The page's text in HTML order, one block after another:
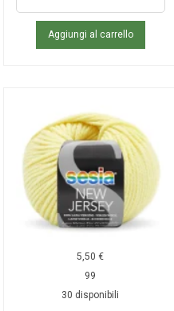
Aggiungi al carrello
5,50€
99
30 disponibili